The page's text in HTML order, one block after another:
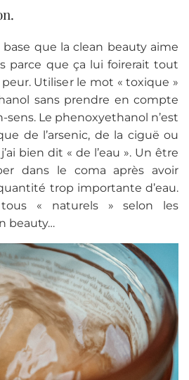
base que la clean beauty aime
parce que ça lui foirerait tout
Utiliser le mot « toxique »
sans prendre en compte
sens. Le phenoxyethanol n’est
de l’arsenic, de la ciguë ou
bien dit « de l’eau ». Un être
dans le coma après avoir
trop importante d’eau.
« naturels » selon les
beauty…